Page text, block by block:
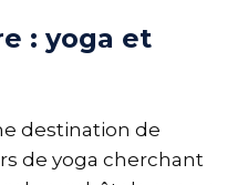
: yoga et
destination de
de yoga cherchant